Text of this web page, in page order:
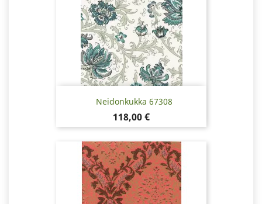
Neidonkukka 67308
Hinta
118,00 €